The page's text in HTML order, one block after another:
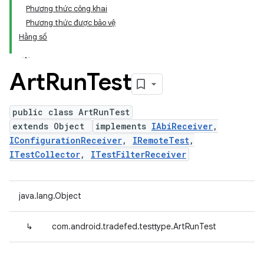
Phương thức công khai
Phương thức được bảo vệ
Hằng số
ArtRunTest
public class ArtRunTest
extends Object
implements IAbiReceiver,
IConfigurationReceiver, IRemoteTest,
ITestCollector, ITestFilterReceiver
java.lang.Object
↳ com.android.tradefed.testtype.ArtRunTest